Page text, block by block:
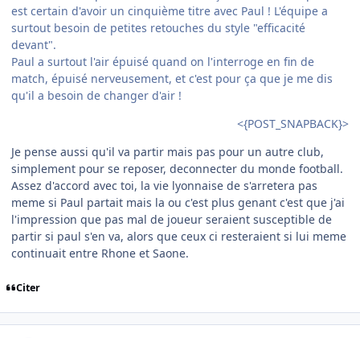
est certain d'avoir un cinquième titre avec Paul ! L'équipe a
surtout besoin de petites retouches du style "efficacité
devant".
Paul a surtout l'air épuisé quand on l'interroge en fin de
match, épuisé nerveusement, et c'est pour ça que je me dis
qu'il a besoin de changer d'air !
<{POST_SNAPBACK}>
Je pense aussi qu'il va partir mais pas pour un autre club,
simplement pour se reposer, deconnecter du monde football.
Assez d'accord avec toi, la vie lyonnaise de s'arretera pas
meme si Paul partait mais la ou c'est plus genant c'est que j'ai
l'impression que pas mal de joueur seraient susceptible de
partir si paul s'en va, alors que ceux ci resteraient si lui meme
continuait entre Rhone et Saone.
Citer